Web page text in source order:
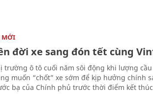
MỚI
đời xe sang đón tết cùng
trường ô tô cuối năm sôi động khi lượng
muốn “chốt” xe sớm để kịp hưởng chính
bạ của Chính phủ trước thời điểm kết